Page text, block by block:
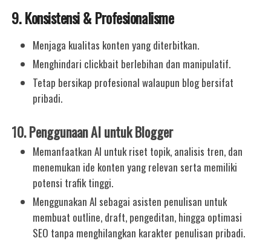
9. Konsistensi & Profesionalisme
Menjaga kualitas konten yang diterbitkan.
Menghindari clickbait berlebihan dan manipulatif.
Tetap bersikap profesional walaupun blog bersifat
pribadi.
10. Penggunaan AI untuk Blogger
Memanfaatkan AI untuk riset topik, analisis tren, dan
menemukan ide konten yang relevan serta memiliki
potensi trafik tinggi.
Menggunakan AI sebagai asisten penulisan untuk
membuat outline, draft, pengeditan, hingga optimasi
SEO tanpa menghilangkan karakter penulisan pribadi.